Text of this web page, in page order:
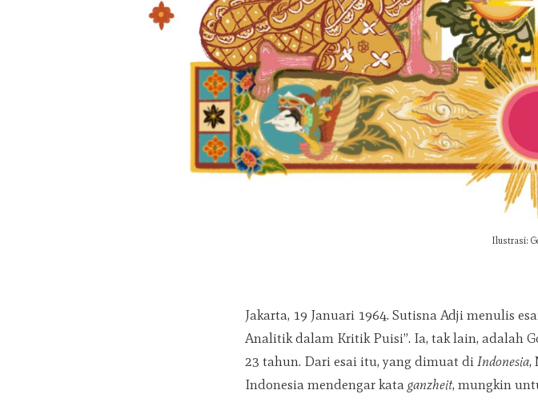
Ilustrasi:
Jakarta, 19 Januari 1964. Sutisna Adji menulis
Analitik dalam Kritik Puisi”. Ia, tak lain, adalah
23 tahun. Dari esai itu, yang dimuat di Indonesia,
Indonesia mendengar kata ganzheit, mungkin